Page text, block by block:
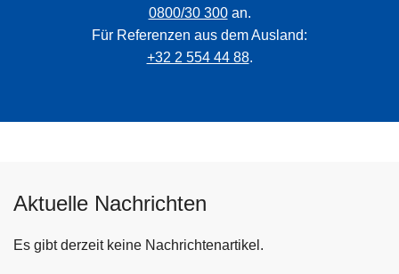
0800/30 300an.
Für Referenzen aus dem Ausland:
+32 2 554 44 88.
Aktuelle Nachrichten
Es gibt derzeit keine Nachrichtenartikel.